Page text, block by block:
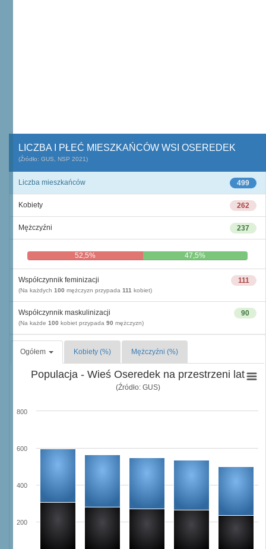
LICZBA I PŁEĆ MIESZKAŃCÓW WSI OSEREDEK
(Źródło: GUS, NSP 2021)
499
Liczba mieszkańców
262
Kobiety
237
Mężczyźni
52,5% 47,5%
111
Współczynnik feminizacji
(Na każdych 100 mężczyzn przypada 111 kobiet)
90
Współczynnik maskulinizacji
(Na każde 100 kobiet przypada 90 mężczyzn)
Ogółem Kobiety (%) Mężczyźni (%)
Populacja - Wieś Oseredek na przestrzeni lat
(Źródło: GUS)
200
400
600
800